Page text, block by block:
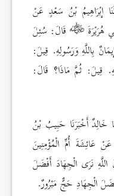
إِبْرَاهِيمُ بْنُ سَعْدٍ عَنْ
قَالَ: سُئِلَ
بِاللَّهِ وَرَسُولِهِ. قِيلَ:
قِيلَ: ثُمَّ مَاذَا؟ قَالَ:
خَالِدٌ أَخْبَرَنَا حَبِيبُ بْنُ
أُمِّ الْمُؤْمِنِينَ
نَرَى الْجِهَادَ أَفْضَلَ
الْجِهَادِ حَجٌّ مَبْرُورٌ.